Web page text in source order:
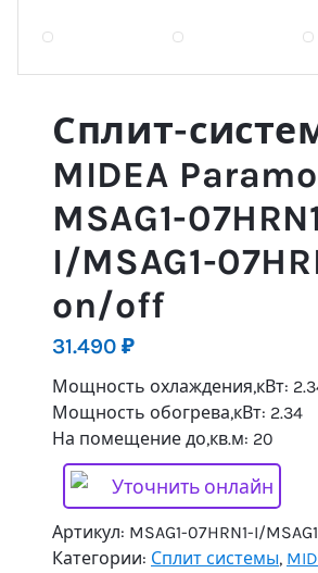
Сплит-
MIDEA
MSAG1-
I/MSAG1-
on/off
31.490 ₽
Мощность охлаждения,кВт:
Мощность обогрева,кВт: 2.34
На помещение до,кв.м: 20
Уточнить онлайн
Артикул: MSAG1-07HRN1-I/
Категории: Сплит системы,